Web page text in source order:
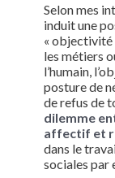
Selon mes
induit une
« objectivité
les métiers
l’humain,
posture de
de refus de
dilemme
affectif et
dans le
sociales par